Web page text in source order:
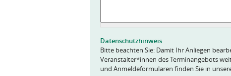
*
Datenschutzhinweis
Bitte beachten Sie: Damit Ihr Anliegen
Veranstalter*innen des Terminangebots
und Anmeldeformularen finden Sie in